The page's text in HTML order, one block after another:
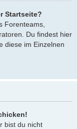
Startseite?
Forenteams,
Du findest hier
diese im Einzelnen
bist du nicht